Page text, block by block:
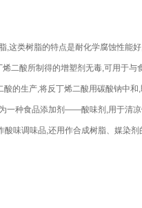
这类树脂的特点是耐化学腐蚀性能
二酸所制得的增塑剂无毒,可用于与
的生产,将反丁烯二酸用碳酸钠中和
一种食品添加剂——酸味剂,用于清凉
味调味品,还用作合成树脂、媒染剂